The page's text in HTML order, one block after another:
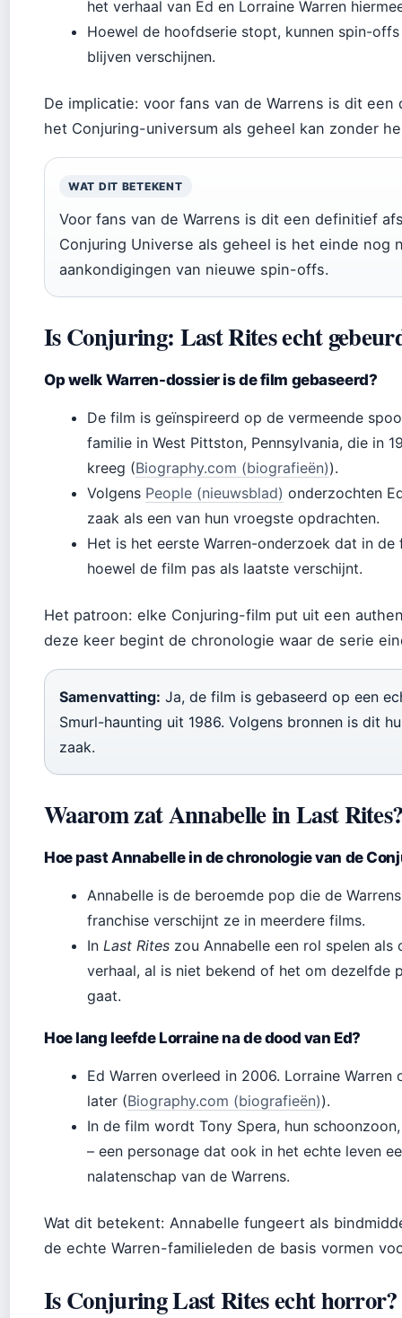
het verhaal van Ed en Lorraine Warren
Hoewel de hoofdserie stopt, kunnen spin-
blijven verschijnen.
De implicatie: voor fans van de Warrens is dit
het Conjuring-universum als geheel kan zonder
WAT DIT BETEKENT
Voor fans van de Warrens is dit een definitief
Conjuring Universe als geheel is het einde nog
aankondigingen van nieuwe spin-offs.
Is Conjuring: Last Rites echt
Op welk Warren-dossier is de film gebaseerd?
De film is geïnspireerd op de vermeende
familie in West Pittston, Pennsylvania, die in
kreeg (Biography.com (biografieën)).
Volgens People (nieuwsblad) onderzochten
zaak als een van hun vroegste opdrachten.
Het is het eerste Warren-onderzoek dat in
hoewel de film pas als laatste verschijnt.
Het patroon: elke Conjuring-film put uit een
deze keer begint de chronologie waar de serie
Samenvatting: Ja, de film is gebaseerd op een
Smurl-haunting uit 1986. Volgens bronnen is dit
zaak.
Waarom zat Annabelle in Last
Hoe past Annabelle in de chronologie van de
Annabelle is de beroemde pop die de
franchise verschijnt ze in meerdere films.
In Last Rites zou Annabelle een rol spelen als
verhaal, al is niet bekend of het om dezelfde
gaat.
Hoe lang leefde Lorraine na de dood van Ed?
Ed Warren overleed in 2006. Lorraine Warren
later (Biography.com (biografieën)).
In de film wordt Tony Spera, hun
– een personage dat ook in het echte leven
nalatenschap van de Warrens.
Wat dit betekent: Annabelle fungeert als
de echte Warren-familieleden de basis vormen
Is Conjuring Last Rites echt horror?